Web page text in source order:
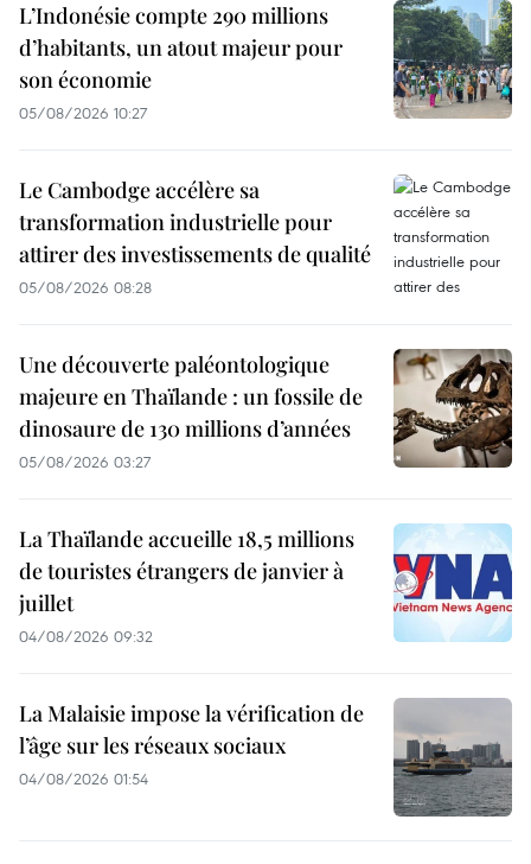
L’Indonésie compte 290 millions
d’habitants, un atout majeur pour
son économie
05/08/2026 10:27
Le Cambodge accélère sa
transformation industrielle pour
attirer des investissements de qualité
05/08/2026 08:28
Une découverte paléontologique
majeure en Thaïlande : un fossile de
dinosaure de 130 millions d’années
05/08/2026 03:27
La Thaïlande accueille 18,5 millions
de touristes étrangers de janvier à
juillet
04/08/2026 09:32
La Malaisie impose la vérification de
l’âge sur les réseaux sociaux
04/08/2026 01:54